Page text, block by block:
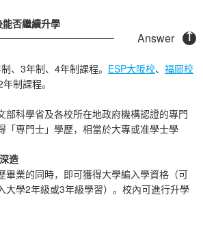
否繼續升學
、3年制、4年制課程。 ESP大阪校、 福岡校
制課程。
部科學省及各校所在地政府機構認證的專門
「専門士」學歷，相當於大專或准學士學
造
畢業的同時，即可獲得大學編入學資格（可
大學2年級或3年級學習）。校內可進行升學